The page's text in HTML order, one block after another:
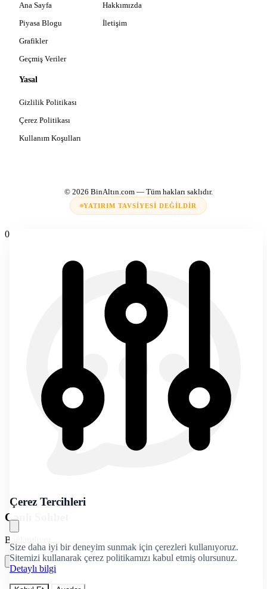
Ana Sayfa
Piyasa Blogu
Grafikler
Geçmiş Veriler
Hakkımızda
İletişim
Yasal
Gizlilik Politikası
Çerez Politikası
Kullanım Koşulları
© 2026 BinAltın.com— Tüm hakları saklıdır.
YATIRIM TAVSIYESI DEĞILDIR
Çerez Tercihleri
Size daha iyi bir deneyim sunmak için çerezleri kullanıyoruz.
Sitemizi kullanarak çerez politikamızı kabul etmiş olursunuz.
Detaylı bilgi
0
Canlı Sohbet
Bağlanılıyor...